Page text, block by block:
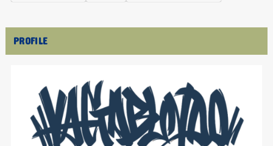
PROFILE